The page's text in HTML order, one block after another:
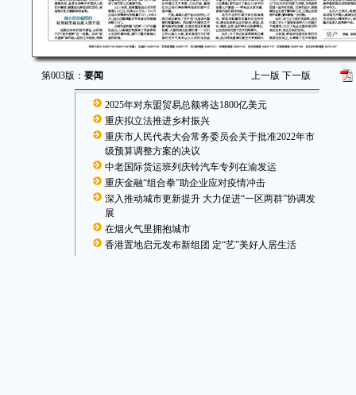
第003版： 要闻 上一版 下一版
2025年对东盟贸易总额将达1800亿美元
重庆拟立法推进乡村振兴
重庆市人民代表大会常务委员会关于批准2022年市
级预算调整方案的决议
中老国际货运班列庆铃汽车专列在渝发运
重庆金融“组合拳”助企业应对疫情冲击
深入推动城市更新提升 大力促进“一区两群”协调发
展
在烟火气里拥抱城市
香港置地启元发布新组团 定“艺”美好人居生活